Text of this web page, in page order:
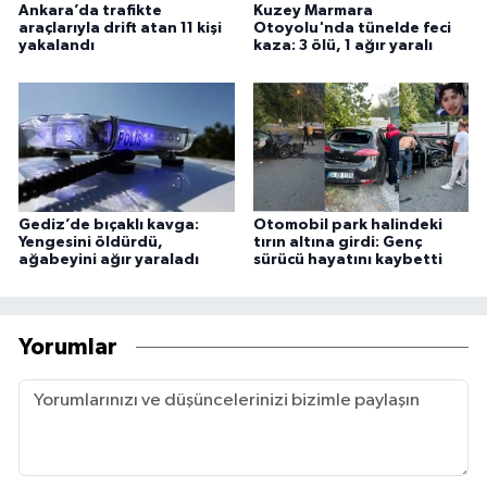
Ankara’da trafikte
araçlarıyla drift atan 11 kişi
yakalandı
Kuzey Marmara
Otoyolu'nda tünelde feci
kaza: 3 ölü, 1 ağır yaralı
Gediz’de bıçaklı kavga:
Yengesini öldürdü,
ağabeyini ağır yaraladı
Otomobil park halindeki
tırın altına girdi: Genç
sürücü hayatını kaybetti
Yorumlar